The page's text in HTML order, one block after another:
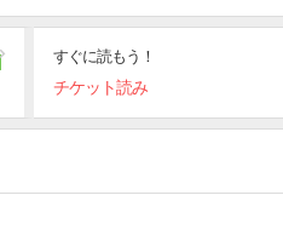
すぐに読もう！
チケット読み